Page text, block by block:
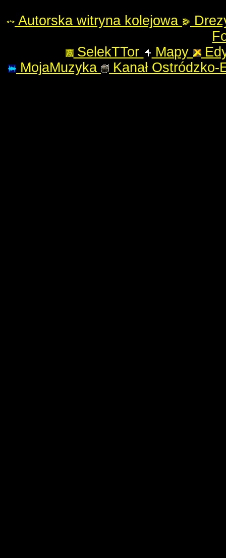
Autorska witryna kolejowa
SelekTTor
Mapy
MojaMuzyka
Kanał